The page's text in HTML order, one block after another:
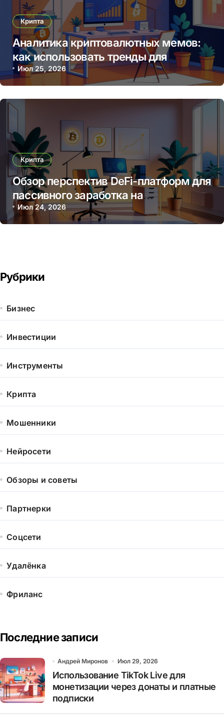
Крипта
Аналитика криптовалютных мемов:
как использовать тренды для
прибыльных торговых решений
Июл 25, 2026
Крипта
Обзор перспектив DeFi-платформ для
пассивного заработка на
криптовалютных стейкингах
Июл 24, 2026
Рубрики
Бизнес
Инвестиции
Инструменты
Крипта
Мошенники
Нейросети
Обзоры и советы
Партнерки
Соцсети
Удалёнка
Фриланс
Последние записи
Андрей Миронов Июл 29, 2026
Использование TikTok Live для
монетизации через донаты и платные
подписки